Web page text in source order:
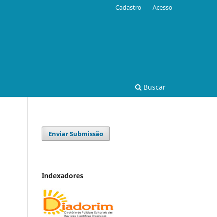
Buscar
Cadastro Acesso
Enviar Submissão
Indexadores